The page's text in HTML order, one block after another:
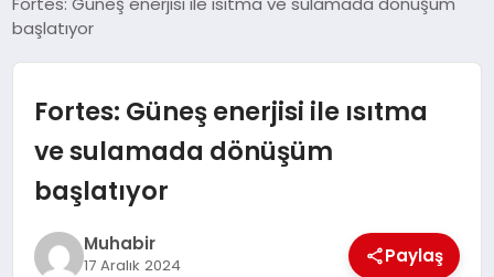
SIYASET
SPOR
TEKNOLOJI
başlatıyor
Fortes: Güneş enerjisi ile ısıtma
ve sulamada dönüşüm
başlatıyor
Muhabir
17 Aralık 2024 Paylaş